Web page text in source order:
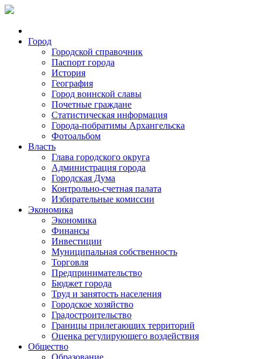
Город
Городской справочник
Паспорт города
История
География
Город воинской славы
Почетные граждане
Статистическая информация
Города-побратимы Архангельска
Фотоальбом
Власть
Глава городского округа
Администрация города
Городская Дума
Контрольно-счетная палата
Избирательные комиссии
Экономика
Экономика
Финансы
Инвестиции
Муниципальная собственность
Торговля
Предпринимательство
Бюджет города
Труд и занятость населения
Городское хозяйство
Градостроительство
Границы прилегающих территорий
Оценка регулирующего воздействия
Общество
Образование